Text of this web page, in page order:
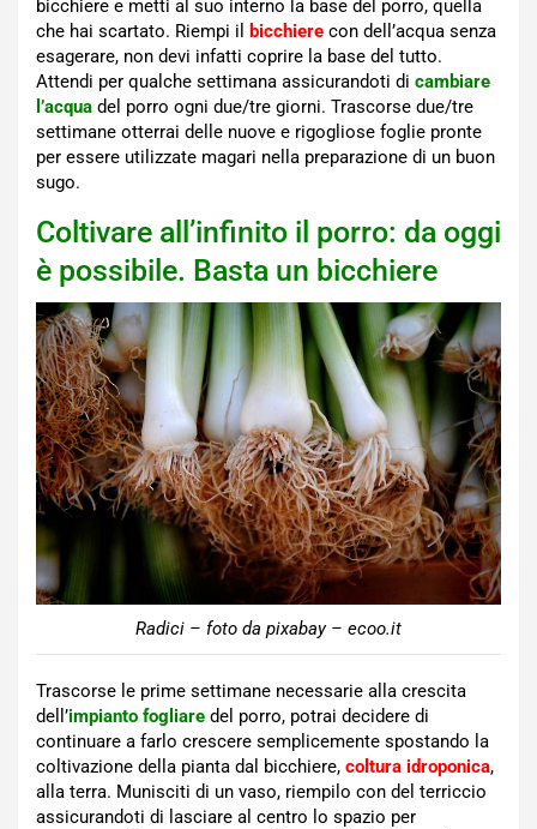
bicchiere e metti al suo interno la base del porro, quella
che hai scartato. Riempi il
bicchiere con dell’acqua senza
esagerare, non devi infatti coprire la base del tutto.
Attendi per qualche settimana assicurandoti di cambiare
l’acqua del porro ogni due/tre giorni. Trascorse due/tre
settimane otterrai delle nuove e rigogliose foglie pronte
per essere utilizzate magari nella preparazione di un buon
sugo.
Coltivare all’infinito il porro: da oggi
è possibile. Basta un bicchiere
Radici – foto da pixabay – ecoo.it
Trascorse le prime settimane necessarie alla crescita
dell’impianto fogliare del porro, potrai decidere di
continuare a farlo crescere semplicemente spostando la
coltivazione della pianta dal bicchiere, coltura idroponica,
alla terra. Munisciti di un vaso, riempilo con del terriccio
assicurandoti di lasciare al centro lo spazio per